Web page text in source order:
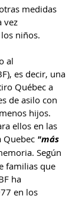
medidas
vez
niños.
al
es decir, una
Québec a
de asilo con
hijos.
ellos en las
Quebec "más
Según
familias que
ha
en los